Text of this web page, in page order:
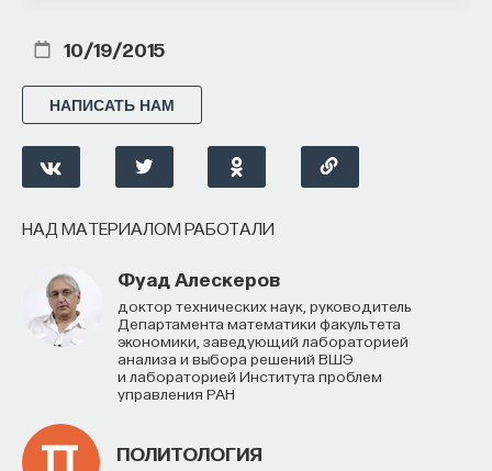
10/19/2015
НАПИСАТЬ НАМ
НАД МАТЕРИАЛОМ РАБОТАЛИ
Фуад Алескеров
доктор технических наук, руководитель
Департамента математики факультета
экономики, заведующий лабораторией
анализа и выбора решений ВШЭ
и лабораторией Института проблем
управления РАН
ПОЛИТОЛОГИЯ